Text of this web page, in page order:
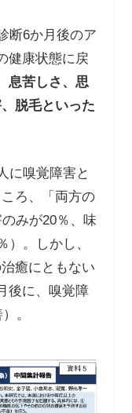
断6か月後のア
健康状態に戻
息苦しさ、思
脱毛といった
に嗅覚障害と
ろ、「両方の
みが20％、味
）。しかし、
癒にともない
後に、嗅覚障
。